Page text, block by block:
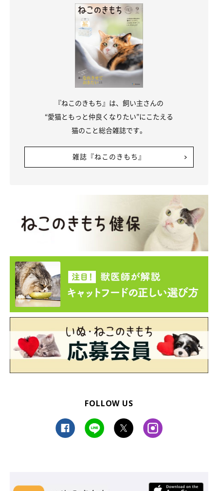
『ねこのきもち』は、飼い主さんの
“愛猫ともっと仲良くなりたい”にこたえる
猫のこと総合雑誌です。
雑誌『ねこのきもち』
FOLLOW US